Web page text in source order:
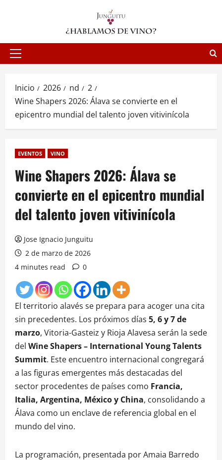
Menú
Inicio 2026 nd
2
Wine Shapers 2026: Álava se convierte en el
epicentro mundial del talento joven vitivinícola
EVENTOS VINO
Wine Shapers 2026: Álava se
convierte en el epicentro mundial
del talento joven vitivinícola
Jose Ignacio Junguitu
2 de marzo de 2026
4 minutes read
0
El territorio alavés se prepara para acoger una cita
sin precedentes. Los próximos días 5, 6 y 7 de
marzo, Vitoria-Gasteiz y Rioja Alavesa serán la sede
del Wine Shapers – International Young Talents
Summit. Este encuentro internacional congregará
a las figuras emergentes más destacadas del
sector procedentes de países como Francia,
Italia, Argentina, México y China, consolidando a
Álava como un enclave de referencia global en el
mundo del vino.
La programación, presentada por Amaia Barredo